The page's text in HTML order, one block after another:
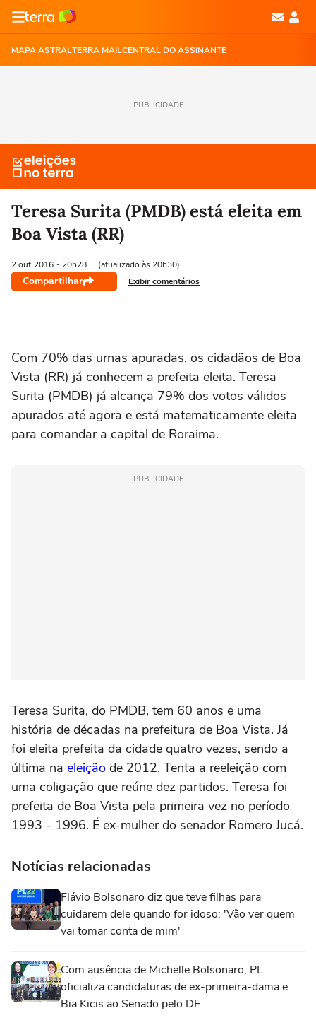
MAPA ASTRALTERRA MAILCENTRAL DO ASSINANTE
PUBLICIDADE
Teresa Surita (PMDB) está eleita em
Boa Vista (RR)
2 out 2016 - 20h28 (atualizado às 20h30)
Compartilhar Exibir comentários
Com 70% das urnas apuradas, os cidadãos de Boa
Vista (RR) já conhecem a prefeita eleita. Teresa
Surita (PMDB) já alcança 79% dos votos válidos
apurados até agora e está matematicamente eleita
para comandar a capital de Roraima.
PUBLICIDADE
Teresa Surita, do PMDB, tem 60 anos e uma
história de décadas na prefeitura de Boa Vista. Já
foi eleita prefeita da cidade quatro vezes, sendo a
última na eleição de 2012. Tenta a reeleição com
uma coligação que reúne dez partidos. Teresa foi
prefeita de Boa Vista pela primeira vez no período
1993 - 1996. É ex-mulher do senador Romero Jucá.
Notícias relacionadas
Flávio Bolsonaro diz que teve filhas para
cuidarem dele quando for idoso: 'Vão ver quem
vai tomar conta de mim'
Com ausência de Michelle Bolsonaro, PL
oficializa candidaturas de ex-primeira-dama e
Bia Kicis ao Senado pelo DF